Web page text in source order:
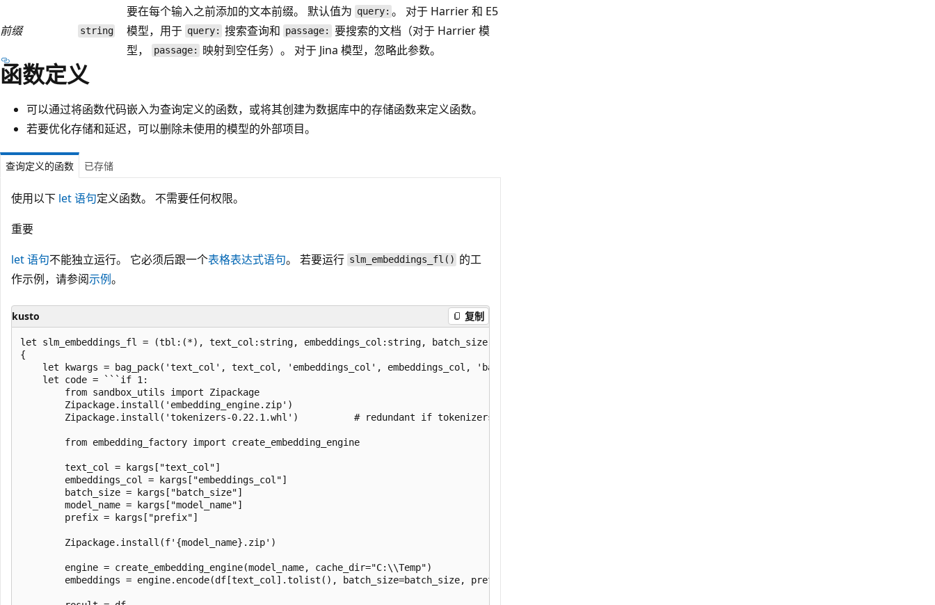
前缀 string
要在每个输入之前添加的文本前缀。 默认值为 query: 。 对于 Harrier 和 E5
模型，用于 query: 搜索查询和 passage:
要搜索的文档（对于 Harrier 模
型，
passage: 映射到空任务）。 对于 Jina 模型，忽略此参数。
函数定义
可以通过将函数代码嵌入为查询定义的函数，或将其创建为数据库中的存储函数来定义函数。
若要优化存储和延迟，可以删除未使用的模型的外部项目。
查询定义的函数 已存储
使用以下 let 语句定义函数。 不需要任何权限。
重要
let 语句不能独立运行。 它必须后跟一个表格表达式语句。 若要运行 slm_embeddings_fl() 的工
作示例，请参阅示例。
kusto 复制
let slm_embeddings_fl = (tbl:(*), text_col:string, embeddings_col:string, batch_size:int=32, model_name:string='harrier-v1-270m', prefix:string='query:')
{
    let kwargs = bag_pack('text_col', text_col, 'embeddings_col', embeddings_col, 'batch_size', batch_size, 'model_name', model_name, 'prefix', prefix);
    let code = ```if 1: